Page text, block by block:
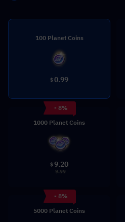
100 Planet Coins
$0.99
- 8%
1000 Planet Coins
$9.20
9.99
- 8%
5000 Planet Coins